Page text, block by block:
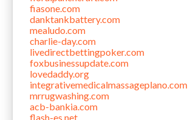
fiasone.com
danktankbattery.com
mealudo.com
charlie-day.com
livedirectbettingpoker.com
foxbusinessupdate.com
lovedaddy.org
integrativemedicalmassageplano.com
mrrugwashing.com
acb-bankia.com
flash-es.net